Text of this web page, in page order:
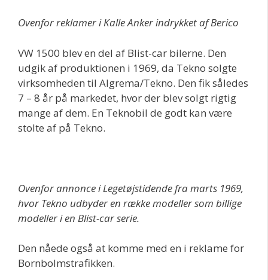
Ovenfor reklamer i Kalle Anker indrykket af Berico
VW 1500 blev en del af Blist-car bilerne. Den
udgik af produktionen i 1969, da Tekno solgte
virksomheden til Algrema/Tekno. Den fik således
7 – 8 år på markedet, hvor der blev solgt rigtig
mange af dem. En Teknobil de godt kan være
stolte af på Tekno.
Ovenfor annonce i Legetøjstidende fra marts 1969,
hvor Tekno udbyder en række modeller som billige
modeller i en Blist-car serie.
Den nåede også at komme med en i reklame for
Bornbolmstrafikken.